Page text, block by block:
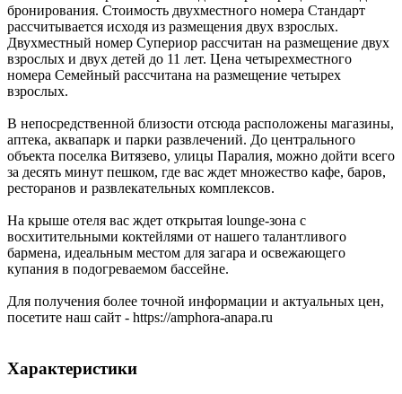
бронирования. Стоимость двухместного номера Стандарт
рассчитывается исходя из размещения двух взрослых.
Двухместный номер Супериор рассчитан на размещение двух
взрослых и двух детей до 11 лет. Цена четырехместного
номера Семейный рассчитана на размещение четырех
взрослых.
В непосредственной близости отсюда расположены магазины,
аптека, аквапарк и парки развлечений. До центрального
объекта поселка Витязево, улицы Паралия, можно дойти всего
за десять минут пешком, где вас ждет множество кафе, баров,
ресторанов и развлекательных комплексов.
На крыше отеля вас ждет открытая lounge-зона с
восхитительными коктейлями от нашего талантливого
бармена, идеальным местом для загара и освежающего
купания в подогреваемом бассейне.
Для получения более точной информации и актуальных цен,
посетите наш сайт - https://amphora-anapa.ru
Характеристики